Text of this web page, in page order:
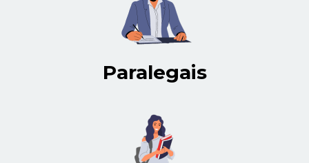
Paralegais